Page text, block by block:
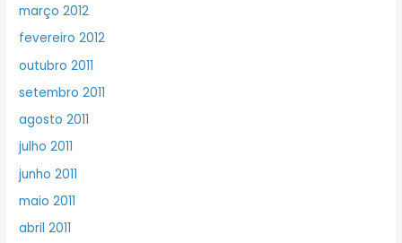
março 2012
fevereiro 2012
outubro 2011
setembro 2011
agosto 2011
julho 2011
junho 2011
maio 2011
abril 2011